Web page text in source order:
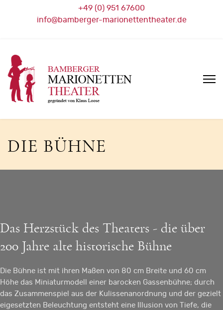
+49 (0) 951 67600
info@bamberger-marionettentheater.de
DIE BÜHNE
Das Herzstück des Theaters - die über
200 Jahre alte historische Bühne
Die Bühne ist mit ihren Maßen von 80 cm Breite und 60 cm
Höhe das Miniaturmodell einer barocken Gassenbühne; durch
das Zusammenspiel aus der Kulissenanordnung und der gezielt
eigesetzten Beleuchtung entsteht eine Illusion von Tiefe, die